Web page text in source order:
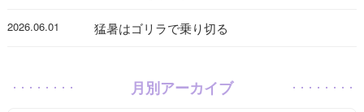
2026.06.01 猛暑はゴリラで乗り切る
月別アーカイブ